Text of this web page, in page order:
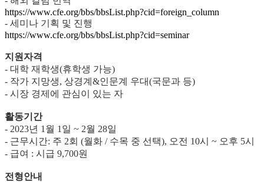
https://www.cfe.org/bbs/bbsList.php?cid=foreign_column
- 세미나 기획 및 진행
https://www.cfe.org/bbs/bbsList.php?cid=seminar
지원자격
- 대학 재학생(휴학생 가능)
- 작가 지망생, 상경계 &인문계 우대(국문과 등)
- 시장 경제에 관심이 있는 자
활동기간
- 2023년 1 월 1 일 ~ 2월 28일
- 근무시간: 주 2회 (월화 / 수목 중 선택), 오전 10시 ~ 오후 5시
- 급여 : 시급 9,700원
전형안내